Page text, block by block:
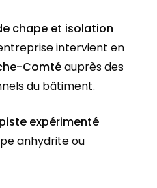
chape et isolation
intervient en
Comtéauprès des
du bâtiment.
expérimenté
anhydrite ou